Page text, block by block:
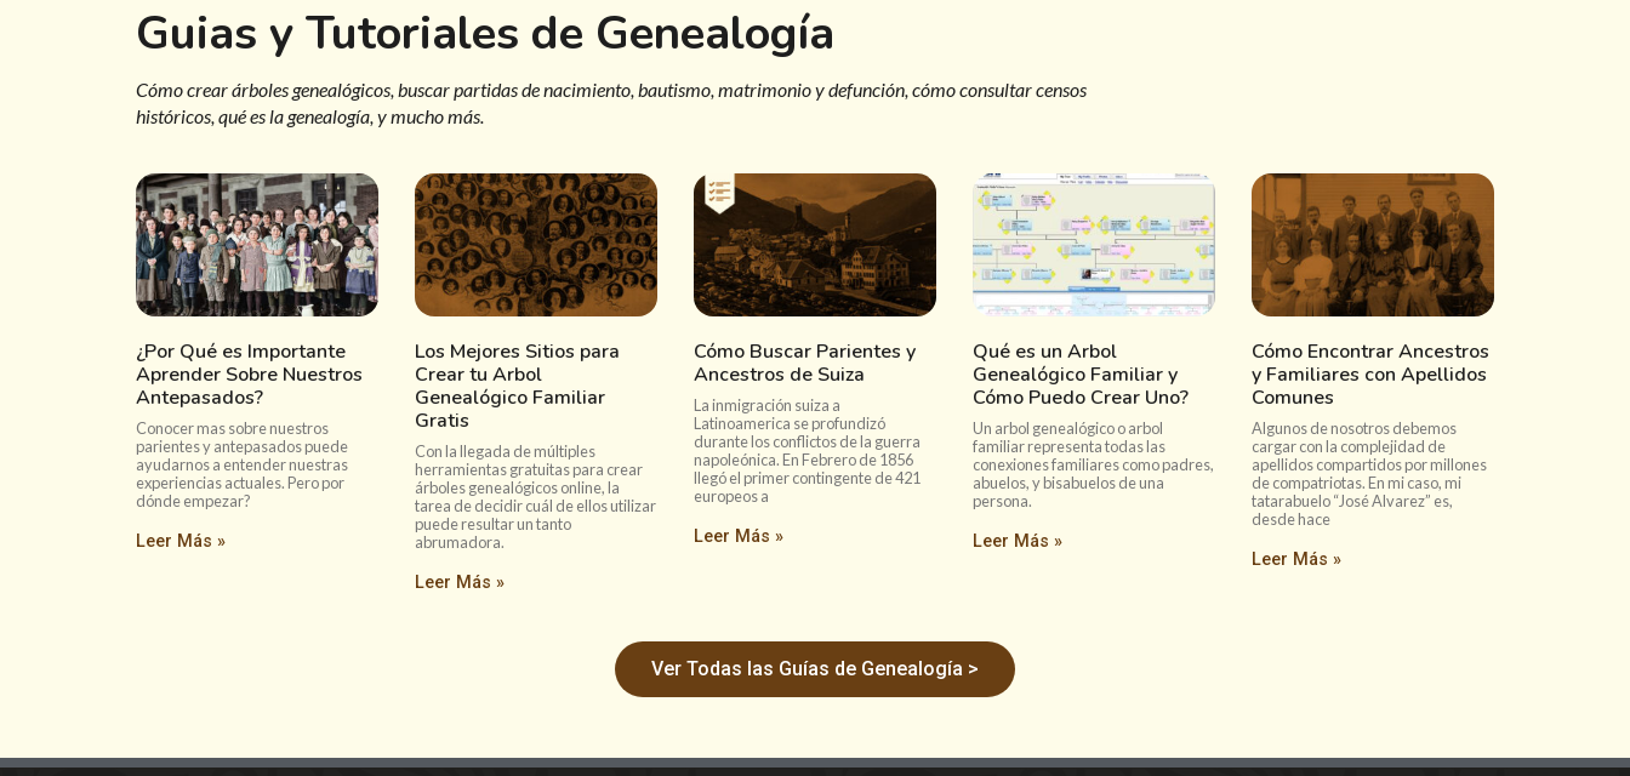
Guias y Tutoriales de Genealogía
Cómo crear árboles genealógicos, buscar partidas de nacimiento, bautismo, matrimonio y defunción, cómo consultar censos
históricos, qué es la genealogía, y mucho más.
¿Por Qué es Importante
Aprender Sobre Nuestros
Antepasados?
Conocer mas sobre nuestros
parientes y antepasados puede
ayudarnos a entender nuestras
experiencias actuales. Pero por
dónde empezar?
Leer Más »
Los Mejores Sitios para
Crear tu Arbol
Genealógico Familiar
Gratis
Con la llegada de múltiples
herramientas gratuitas para crear
árboles genealógicos online, la
tarea de decidir cuál de ellos utilizar
puede resultar un tanto
abrumadora.
Leer Más »
Cómo Buscar Parientes y
Ancestros de Suiza
La inmigración suiza a
Latinoamerica se profundizó
durante los conflictos de la guerra
napoleónica. En Febrero de 1856
llegó el primer contingente de 421
europeos a
Leer Más »
Qué es un Arbol
Genealógico Familiar y
Cómo Puedo Crear Uno?
Un arbol genealógico o arbol
familiar representa todas las
conexiones familiares como padres,
abuelos, y bisabuelos de una
persona.
Leer Más »
Cómo Encontrar Ancestros
y Familiares con Apellidos
Comunes
Algunos de nosotros debemos
cargar con la complejidad de
apellidos compartidos por millones
de compatriotas. En mi caso, mi
tatarabuelo “José Alvarez” es,
desde hace
Leer Más »
Ver Todas las Guías de Genealogía >